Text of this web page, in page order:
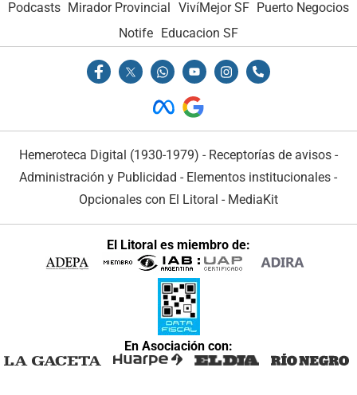
Podcasts Mirador Provincial VivíMejor SF Puerto Negocios
Notife Educacion SF
Hemeroteca Digital (1930-1979) - Receptorías de avisos -
Administración y Publicidad - Elementos institucionales -
Opcionales con El Litoral - MediaKit
El Litoral es miembro de:
En Asociación con: